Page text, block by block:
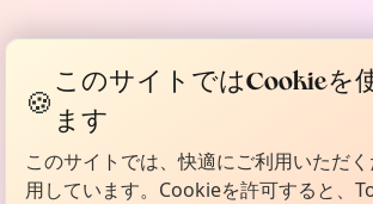
🍪 このサイトではCookieを
ます
このサイトでは、快適にご利用いただ
用しています。Cookieを許可すると、